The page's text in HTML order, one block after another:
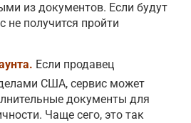
из документов. Если будут
не получится пройти
Если продавец
США, сервис может
документы для
Чаще сего, это так